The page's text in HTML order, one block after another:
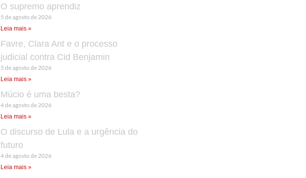
O supremo aprendiz
5 de agosto de 2026
Leia mais »
Favre, Clara Ant e o processo
judicial contra Cid Benjamin
5 de agosto de 2026
Leia mais »
Múcio é uma besta?
4 de agosto de 2026
Leia mais »
O discurso de Lula e a urgência do
futuro
4 de agosto de 2026
Leia mais »